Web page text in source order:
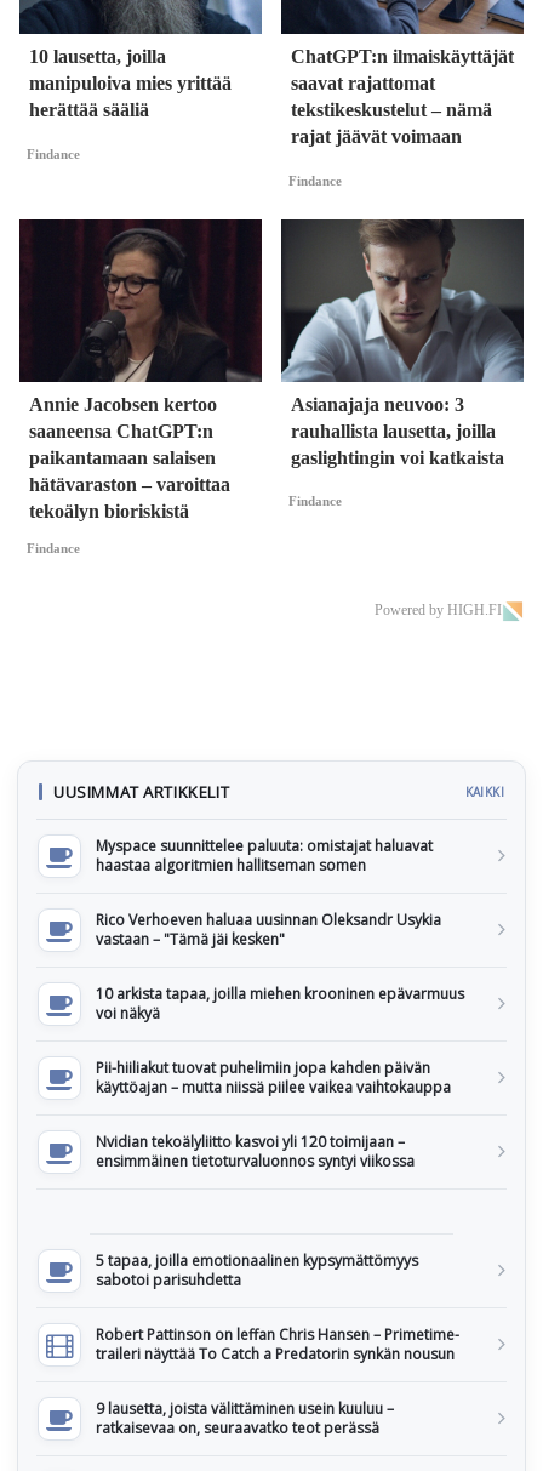
10 lausetta, joilla
manipuloiva mies yrittää
herättää sääliä
Findance
ChatGPT:n ilmaiskäyttäjät
saavat rajattomat
tekstikeskustelut – nämä
rajat jäävät voimaan
Findance
Annie Jacobsen kertoo
saaneensa ChatGPT:n
paikantamaan salaisen
hätävaraston – varoittaa
tekoälyn bioriskistä
Findance
Asianajaja neuvoo: 3
rauhallista lausetta, joilla
gaslightingin voi katkaista
Findance
Powered by HIGH.FI
UUSIMMAT ARTIKKELIT KAIKKI
Myspace suunnittelee paluuta: omistajat haluavat
haastaa algoritmien hallitseman somen
Rico Verhoeven haluaa uusinnan Oleksandr Usykia
vastaan – "Tämä jäi kesken"
10 arkista tapaa, joilla miehen krooninen epävarmuus
voi näkyä
Pii-hiiliakut tuovat puhelimiin jopa kahden päivän
käyttöajan – mutta niissä piilee vaikea vaihtokauppa
Nvidian tekoälyliitto kasvoi yli 120 toimijaan –
ensimmäinen tietoturvaluonnos syntyi viikossa
5 tapaa, joilla emotionaalinen kypsymättömyys
sabotoi parisuhdetta
Robert Pattinson on leffan Chris Hansen – Primetime-
traileri näyttää To Catch a Predatorin synkän nousun
9 lausetta, joista välittäminen usein kuuluu –
ratkaisevaa on, seuraavatko teot perässä